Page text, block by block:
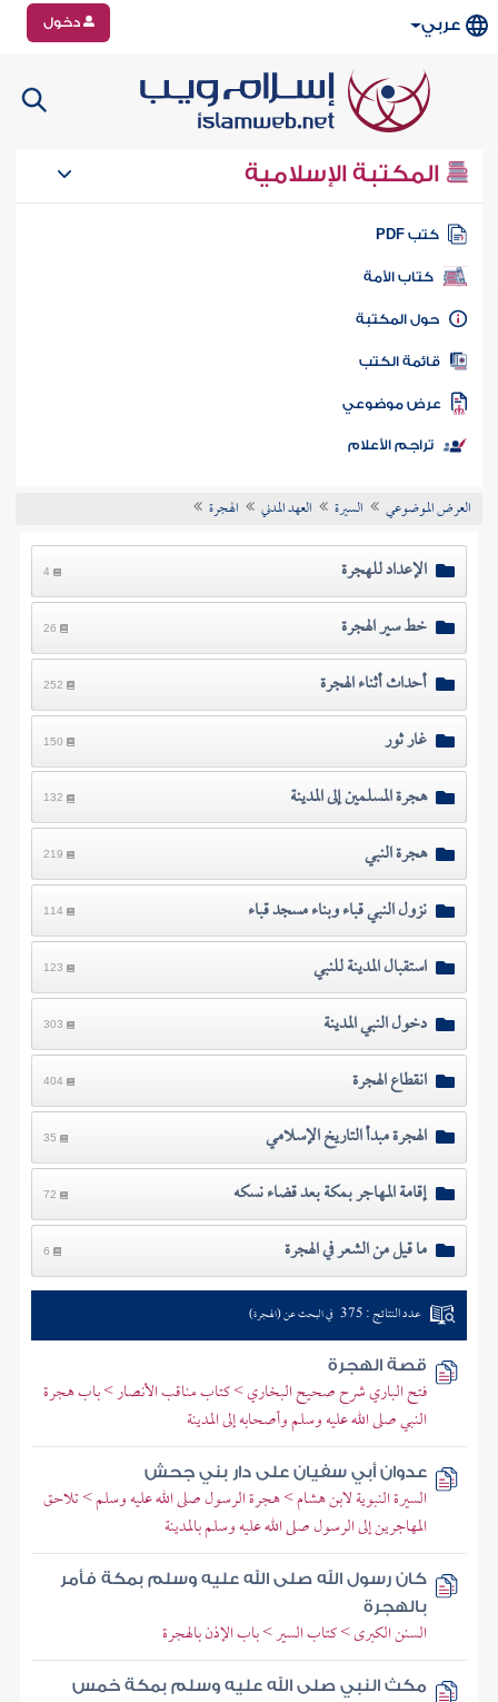
عربي دخول
المكتبة الإسلامية
كتب PDF
كتاب الأمة
المكتبة
الكتب
موضوعي
تراجم الأعلام
العرض الموضوعي السيرة العهد المدني الهجرة
الإعداد للهجرة 4
خط سير الهجرة 26
أحداث أثناء الهجرة 252
غار ثور 150
هجرة المسلمين إلى المدينة 132
هجرة النبي 219
نزول النبي قباء وبناء مسجد قباء 114
استقبال المدينة للنبي 123
دخول النبي المدينة 303
انقطاع الهجرة 404
الهجرة مبدأ التاريخ الإسلامي 35
إقامة المهاجر بمكة بعد قضاء نسكه 72
ما قيل من الشعر في الهجرة 6
عدد النتائج : 375 في البحث عن (الهجرة)
قصة الهجرة
فتح الباري شرح صحيح البخاري > كتاب مناقب الأنصار > باب هجرة
النبي صلى الله عليه وسلم وأصحابه إلى المدينة
عدوان أبي سفيان على دار بني جحش
السيرة النبوية لابن هشام > هجرة الرسول صلى الله عليه وسلم > تلاحق
المهاجرين إلى الرسول صلى الله عليه وسلم بالمدينة
كان رسول الله صلى الله عليه وسلم بمكة فأمر
بالهجرة
السنن الكبرى > كتاب السير > باب الإذن بالهجرة
مكث النبي صلى الله عليه وسلم بمكة خمس